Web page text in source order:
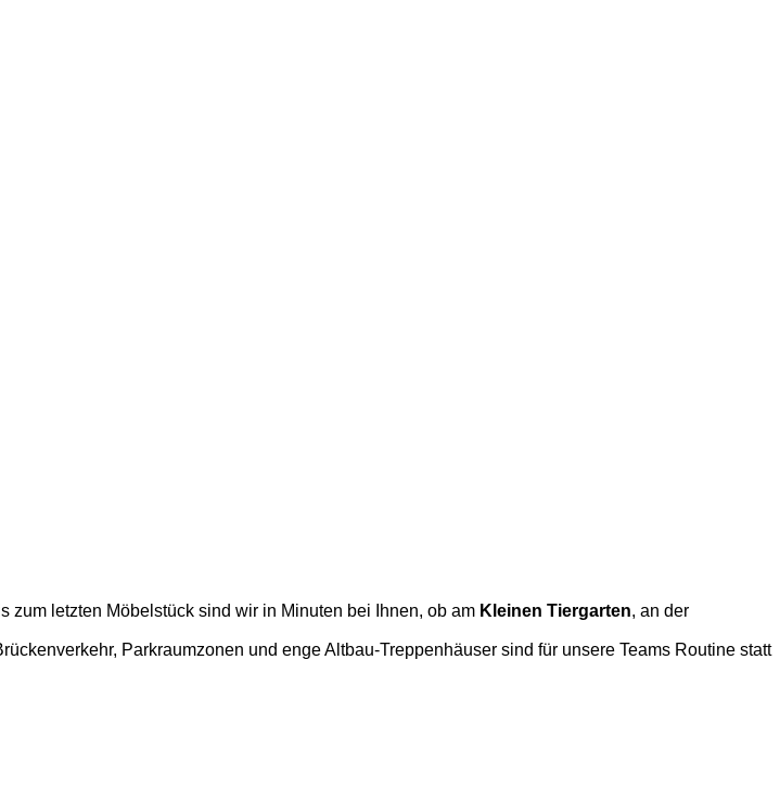
zum letzten Möbelstück sind wir in Minuten bei Ihnen, ob am Kleinen Tiergarten, an der
Parkraumzonen und enge Altbau-Treppenhäuser sind für unsere Teams Routine statt